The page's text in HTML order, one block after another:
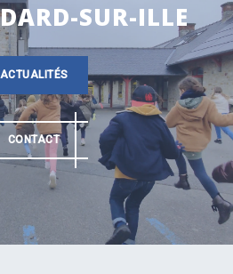
SUR-ILLE
ACTUALITÉS
CONTACT